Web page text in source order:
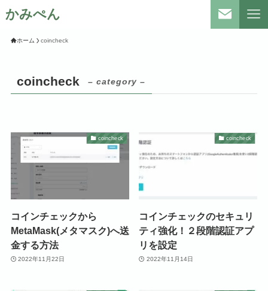
かみぺん
ホーム coincheck
coincheck – category –
coincheck
コインチェックから
MetaMask(メタマスク)へ送
金する方法
2022年11月22日
coincheck
コインチェックのセキュリ
ティ強化！２段階認証アプ
リを設定
2022年11月14日